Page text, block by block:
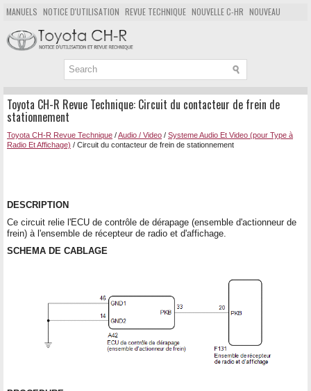
MANUELS NOTICE D'UTILISATION REVUE TECHNIQUE NOUVELLE C-HR NOUVEAU
POPULAIRE
PLAN DU SITE CHERCHER
Toyota CH-R Revue Technique: Circuit du contacteur de frein de
stationnement
Toyota CH-R Revue Technique /Audio / Video / Systeme Audio Et Video (pour Type à
Radio Et Affichage) / Circuit du contacteur de frein de stationnement
DESCRIPTION
Ce circuit relie l'ECU de contrôle de dérapage (ensemble d'actionneur de
frein) à l'ensemble de récepteur de radio et d'affichage.
SCHEMA DE CABLAGE